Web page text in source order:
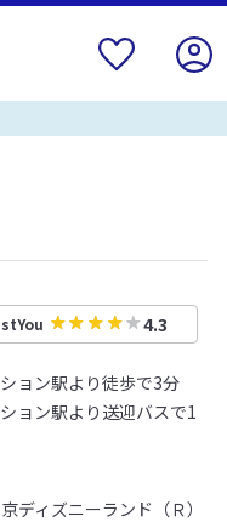
4.3
ョン駅より徒歩で3分
ョン駅より送迎バスで1
ディズニーランド（Ｒ）